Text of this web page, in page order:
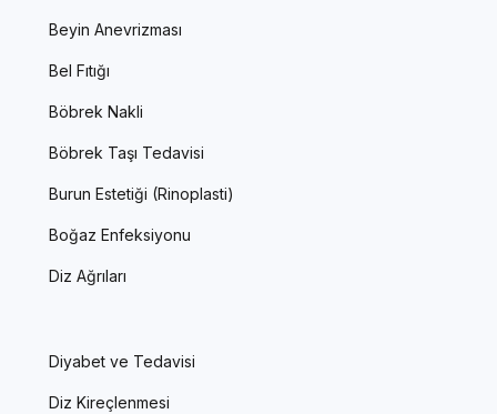
Beyin Anevrizması
Bel Fıtığı
Böbrek Nakli
Böbrek Taşı Tedavisi
Burun Estetiği (Rinoplasti)
Boğaz Enfeksiyonu
Diz Ağrıları
Diyabet ve Tedavisi
Diz Kireçlenmesi